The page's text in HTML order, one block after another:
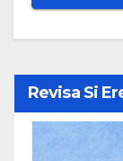
Revisa Si